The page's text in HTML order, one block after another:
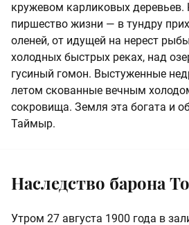
кружевом карликовых деревьев.
пиршество жизни — в тундру
оленей, от идущей на нерест
холодных быстрых реках, над
гусиный гомон. Выстуженные
летом скованные вечным
сокровища. Земля эта богата и
Таймыр.
Наследство барона
Утром 27 августа 1900 года в